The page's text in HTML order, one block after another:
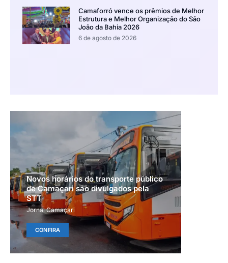
Camaforró vence os prêmios de Melhor
Estrutura e Melhor Organização do São
João da Bahia 2026
6 de agosto de 2026
Novos horários do transporte público
de Camaçari são divulgados pela
STT
Jornal Camaçari
CONFIRA